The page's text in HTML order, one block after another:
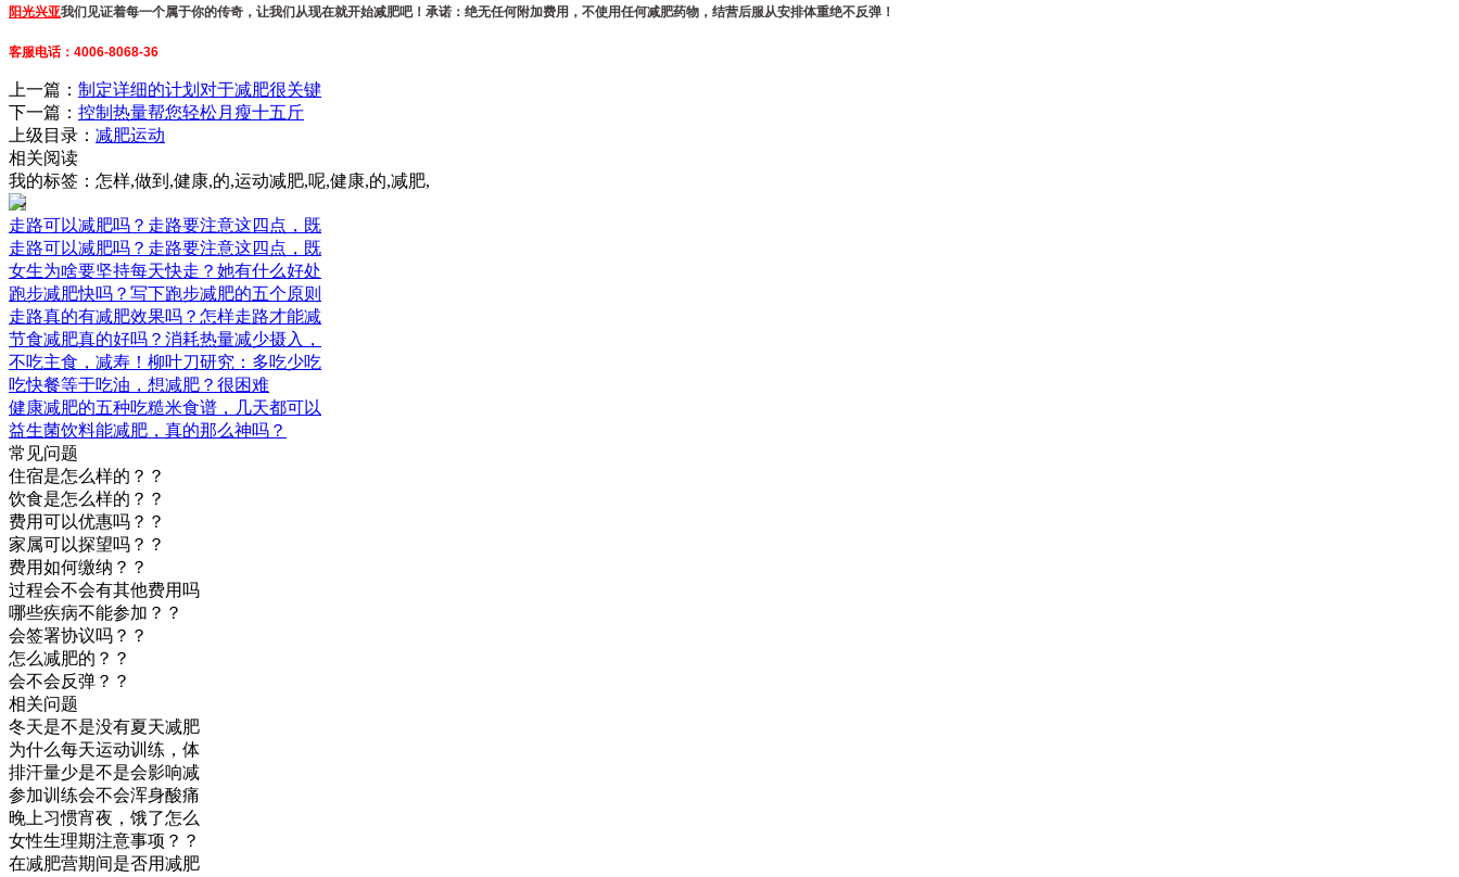
阳光兴亚我们见证着每一个属于你的传奇，让我们从现在就开始减肥吧！承诺：绝无任何附加费用，不使用任何减肥药物，结营后服从安排体重绝不反弹！
客服电话：4006-8068-36
上一篇： 制定详细的计划对于减肥很关键
下一篇： 控制热量帮您轻松月瘦十五斤
上级目录： 减肥运动
相关阅读
我的标签：怎样,做到,健康,的,运动减肥,呢,健康,的,减肥,
走路可以减肥吗？走路要注意这四点，既
走路可以减肥吗？走路要注意这四点，既
女生为啥要坚持每天快走？她有什么好处
跑步减肥快吗？写下跑步减肥的五个原则
走路真的有减肥效果吗？怎样走路才能减
节食减肥真的好吗？消耗热量减少摄入，
不吃主食，减寿！柳叶刀研究：多吃少吃
吃快餐等于吃油，想减肥？很困难
健康减肥的五种吃糙米食谱，几天都可以
益生菌饮料能减肥，真的那么神吗？
常见问题
住宿是怎么样的？？
饮食是怎么样的？？
费用可以优惠吗？？
家属可以探望吗？？
费用如何缴纳？？
过程会不会有其他费用吗
哪些疾病不能参加？？
会签署协议吗？？
怎么减肥的？？
会不会反弹？？
相关问题
冬天是不是没有夏天减肥
为什么每天运动训练，体
排汗量少是不是会影响减
参加训练会不会浑身酸痛
晚上习惯宵夜，饿了怎么
女性生理期注意事项？？
在减肥营期间是否用减肥